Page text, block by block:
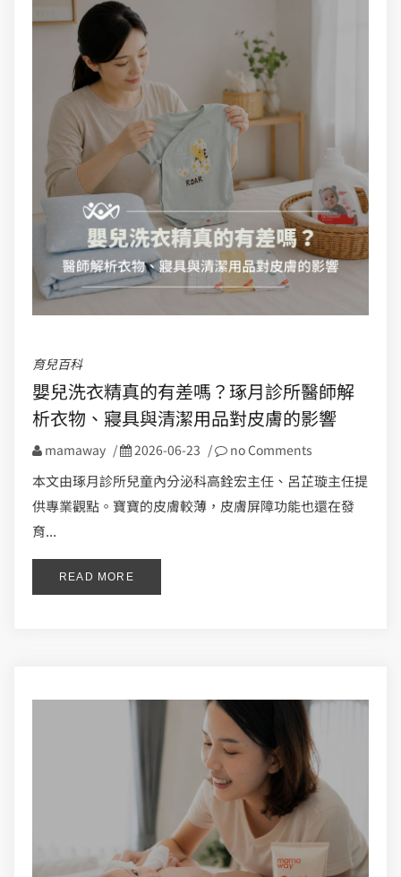
育兒百科
嬰兒洗衣精真的有差嗎？琢月診所醫師解
析衣物、寢具與清潔用品對皮膚的影響
mamaway / 2026-06-23 / no Comments
本文由琢月診所兒童內分泌科高銓宏主任、呂芷璇主任提
供專業觀點。寶寶的皮膚較薄，皮膚屏障功能也還在發
育...
READ MORE